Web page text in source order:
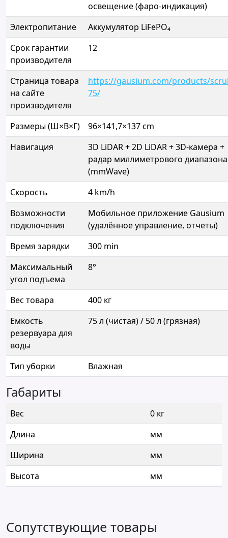
освещение (фаро-индикация)
Электропитание
Аккумулятор LiFePO₄
Срок гарантии
производителя
12
Страница товара
на сайте
производителя
https://gausium.com/products/
75/
Размеры (Ш×В×Г)
96×141,7×137 cm
Навигация
3D LiDAR + 2D LiDAR + 3D-камера +
радар миллиметрового диапазона
(mmWave)
Скорость
4 km/h
Возможности
подключения
Мобильное приложение Gausium
(удалённое управление, отчеты)
Время зарядки
300 min
Максимальный
угол подъема
8°
Вес товара
400 кг
Емкость
резервуара для
воды
75 л (чистая) / 50 л (грязная)
Тип уборки Влажная
Габариты
Вес
0 кг
Длина
мм
Ширина
мм
Высота
мм
Сопутствующие товары